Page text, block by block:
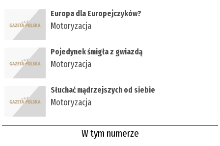
Europa dla Europejczyków?
Motoryzacja
Pojedynek śmigła z gwiazdą
Motoryzacja
Słuchać mądrzejszych od siebie
Motoryzacja
W tym numerze